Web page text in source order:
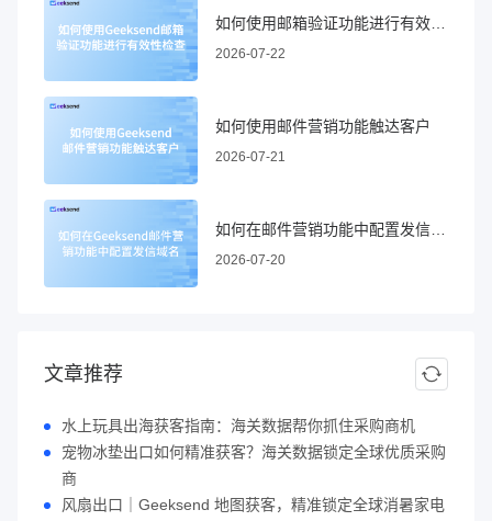
2026-07-22
如何使用邮件营销功能触达客户
2026-07-21
2026-07-20
文章推荐
水上玩具出海获客指南：海关数据帮你抓住采购商机
宠物冰垫出口如何精准获客？海关数据锁定全球优质采购
商
风扇出口｜Geeksend 地图获客，精准锁定全球消暑家电